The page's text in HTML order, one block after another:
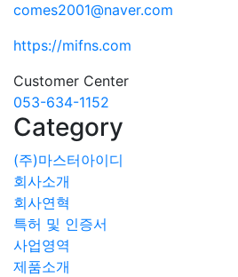
comes2001@naver.com
https://mifns.com
Customer Center
053-634-1152
Category
(주)마스터아이디
회사소개
회사연혁
특허 및 인증서
사업영역
제품소개